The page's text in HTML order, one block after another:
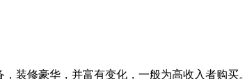
装修豪华，并富有变化，一般为高收入者购买。